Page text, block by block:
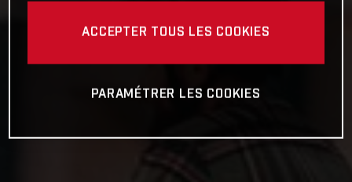
ACCEPTER TOUS LES COOKIES
PARAMÉTRER LES COOKIES